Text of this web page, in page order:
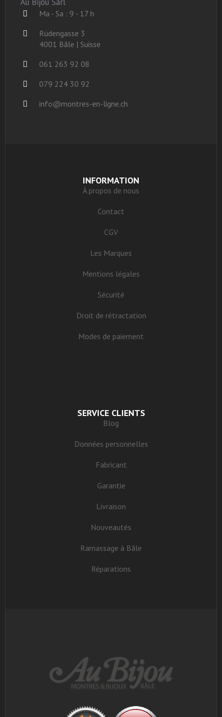
Au Bijou Sàrl
Ma - Sa : 9 - 17 h
Rüdengasse 3
4001 Bâle | Suisse
061 263 92 08
079 224 30 92
info@montres-en-ligne.ch
INFORMATION
À propos de nous
Contact
CGV
Les Marques
Mentions légales
Sécurité
Droit de rétractation
Modes de paiement
SERVICE CLIENTS
Blog
Données personnelles
Fabricant
Garantie
Livraison
Nouveautés
Ramassage à Bâle
Réparations